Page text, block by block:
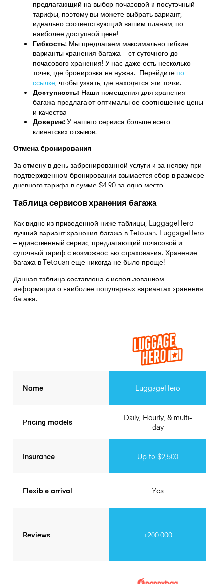
предлагающий на выбор почасовой и посуточный
тарифы, поэтому вы можете выбрать вариант,
идеально соответствующий вашим планам, по
наиболее доступной цене!
Гибкость: Мы предлагаем максимально гибкие
варианты хранения багажа – от суточного до
почасового хранения! У нас даже есть несколько
точек, где бронировка не нужна. Перейдите по
ссылке,чтобы узнать, где находятся эти точки.
Доступность: Наши помещения для хранения
багажа предлагают оптимальное соотношение цены
и качества
Доверие: У нашего сервиса больше всего
клиентских отзывов.
Отмена бронирования
За отмену в день забронированной услуги и за неявку при
подтвержденном бронировании взымается сбор в размере
дневного тарифа в сумме $4.90 за одно место.
Таблица сервисов хранения багажа
Как видно из приведенной ниже таблицы, LuggageHero –
лучший вариант хранения багажа в Tetouan. LuggageHero
– единственный сервис, предлагающий почасовой и
суточный тариф с возможностью страхования. Хранение
багажа в Tetouanеще никогда не было проще!
Данная таблица составлена с использованием
информации о наиболее популярных вариантах хранения
багажа.
Name
Pricing models
Insurance
Flexible arrival
Reviews
LuggageHero
Daily, Hourly, & multi-
day
Up to $2,500
Yes
+200.000